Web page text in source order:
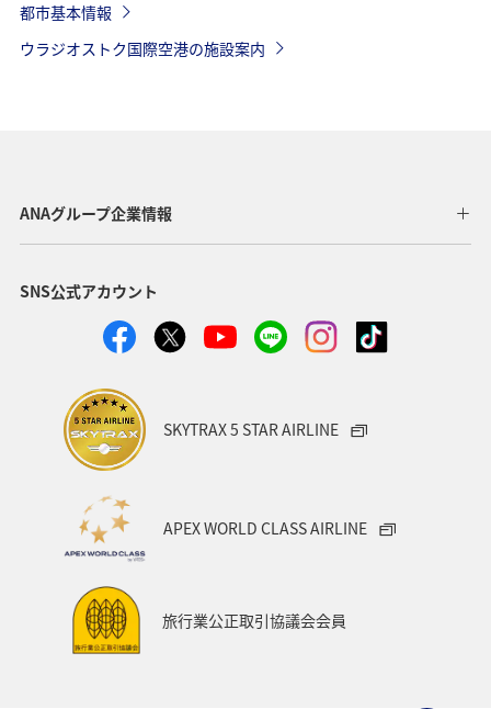
都市基本情報
ウラジオストク国際空港の施設案内
ANAグループ企業情報
SNS公式アカウント
SKYTRAX 5 STAR AIRLINE
APEX WORLD CLASS AIRLINE
旅行業公正取引協議会会員